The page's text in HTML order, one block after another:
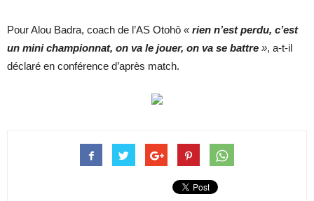
Pour Alou Badra, coach de l’AS Otohô «rien n’est perdu, c’est
un mini championnat, on va le jouer, on va se battre », a-t-il
déclaré en conférence d’après match.